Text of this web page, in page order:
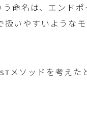
う命名は、エンド
扱いやすいような
メソッドを考えた